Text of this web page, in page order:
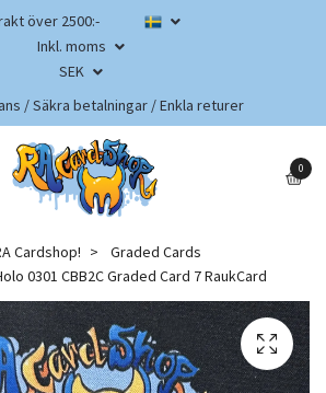
över 2500:-
Inkl. moms
SEK
/ Säkra betalningar / Enkla returer
0
Cardshop!
Graded Cards
0301 CBB2C Graded Card 7 RaukCard